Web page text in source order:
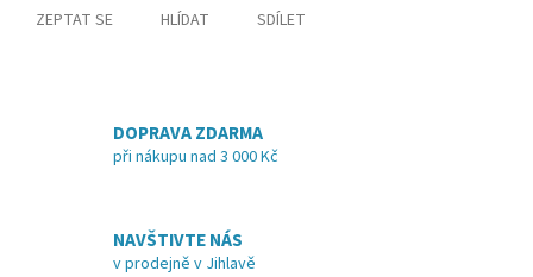
ZEPTAT SE HLÍDAT SDÍLET
DOPRAVA ZDARMA
při nákupu nad 3 000 Kč
NAVŠTIVTE NÁS
v prodejně v Jihlavě